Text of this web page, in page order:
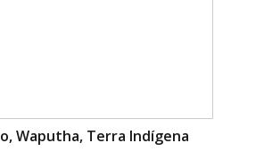
Waputha, Terra Indígena